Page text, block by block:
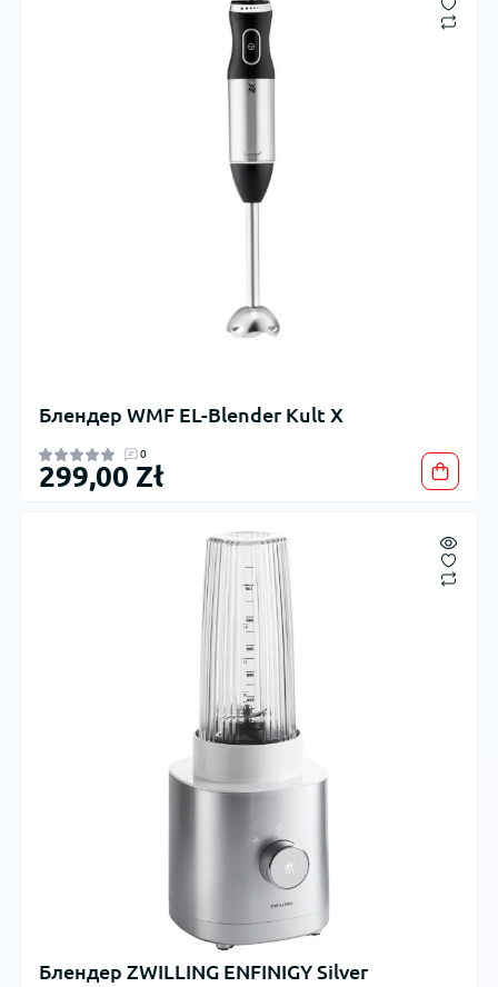
Блендер WMF EL-Blender Kult X
0
299,00 Zł
Блендер ZWILLING ENFINIGY Silver